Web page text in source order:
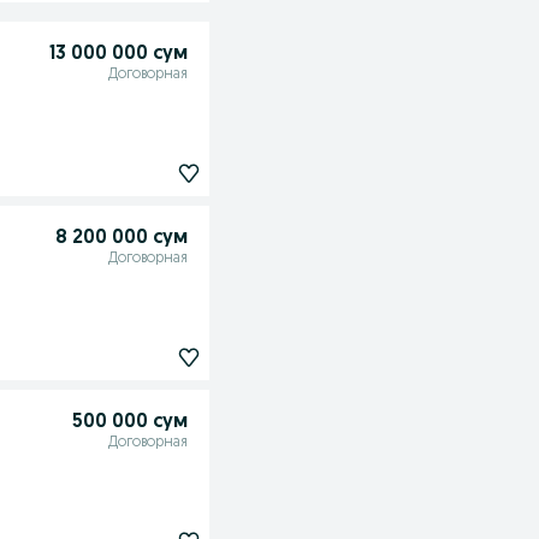
13 000 000 сум
Договорная
8 200 000 сум
Договорная
500 000 сум
Договорная